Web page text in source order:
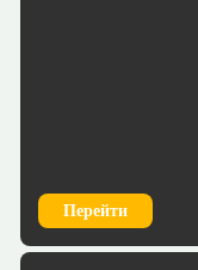
Перейти